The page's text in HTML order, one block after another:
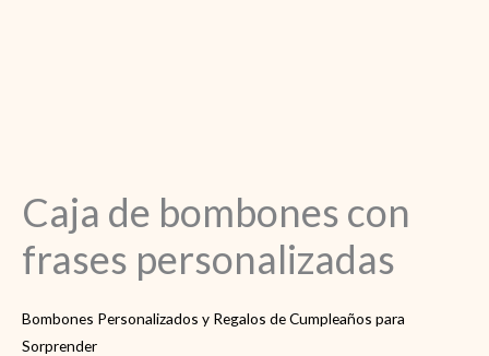
Caja de bombones con
frases personalizadas
Bombones Personalizados y Regalos de Cumpleaños para
Sorprender